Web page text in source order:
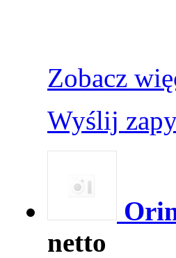
Zobacz
Wyślij
netto